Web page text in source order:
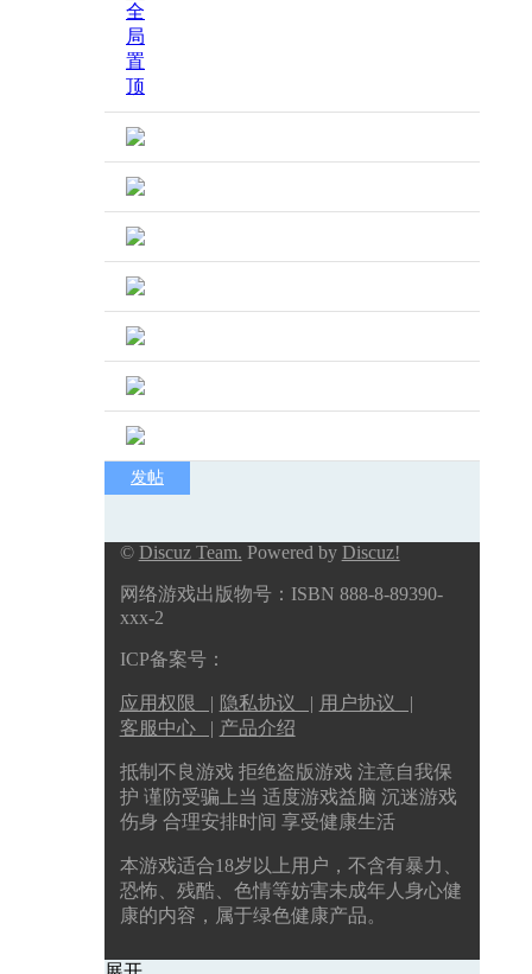
发帖
© Discuz Team. Powered by Discuz!
网络游戏出版物号：ISBN 888-8-89390-
xxx-2
ICP备案号：
应用权限 | 隐私协议 | 用户协议 |
客服中心 | 产品介绍
抵制不良游戏 拒绝盗版游戏 注意自我保
护 谨防受骗上当 适度游戏益脑 沉迷游戏
伤身 合理安排时间 享受健康生活
本游戏适合18岁以上用户，不含有暴力、
恐怖、残酷、色情等妨害未成年人身心健
康的内容，属于绿色健康产品。